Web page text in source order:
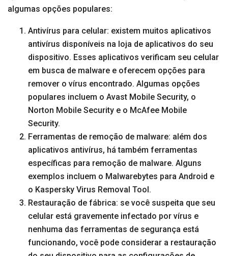
algumas opções populares:
Antivírus para celular: existem muitos aplicativos
antivírus disponíveis na loja de aplicativos do seu
dispositivo. Esses aplicativos verificam seu celular
em busca de malware e oferecem opções para
remover o vírus encontrado. Algumas opções
populares incluem o Avast Mobile Security, o
Norton Mobile Security e o McAfee Mobile
Security.
Ferramentas de remoção de malware: além dos
aplicativos antivírus, há também ferramentas
específicas para remoção de malware. Alguns
exemplos incluem o Malwarebytes para Android e
o Kaspersky Virus Removal Tool.
Restauração de fábrica: se você suspeita que seu
celular está gravemente infectado por vírus e
nenhuma das ferramentas de segurança está
funcionando, você pode considerar a restauração